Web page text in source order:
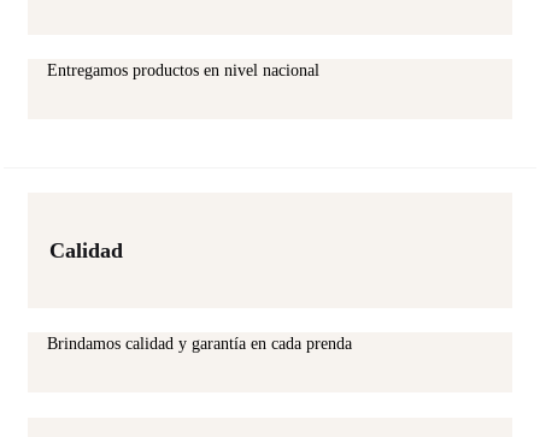
Entregamos productos en nivel nacional
Calidad
Brindamos calidad y garantía en cada prenda